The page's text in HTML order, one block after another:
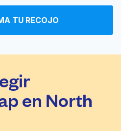
Ir al sitio web
TU RECOJO
en North